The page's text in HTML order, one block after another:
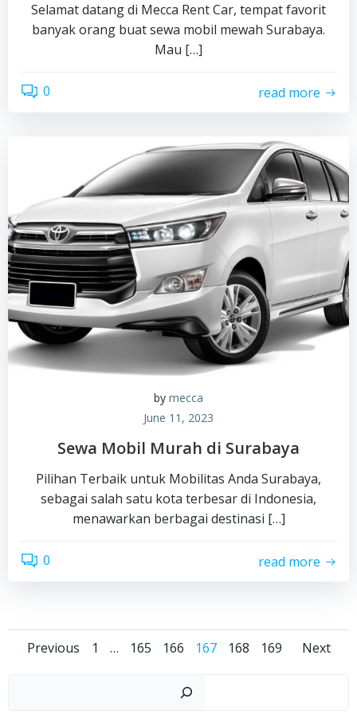
Selamat datang di Mecca Rent Car, tempat favorit
banyak orang buat sewa mobil mewah Surabaya.
Mau […]
0 read more
by mecca
June 11, 2023
Sewa Mobil Murah di Surabaya
Pilihan Terbaik untuk Mobilitas Anda Surabaya,
sebagai salah satu kota terbesar di Indonesia,
menawarkan berbagai destinasi […]
0 read more
Posts
Previous
Posts
navigation
Page
1 … Page
165 Page
166 Page
167 Page
168 Page
169 Next